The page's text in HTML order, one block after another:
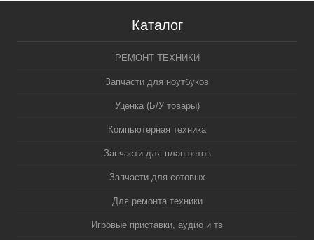
Каталог
РЕМОНТ ТЕХНИКИ
Запчасти для ноутбуков
Уценка (Б/У товары)
Компьютерная техника
Запчасти для планшетов
Запчасти для сотовых
Для ремонта техники
Игровые приставки, аудио и тв